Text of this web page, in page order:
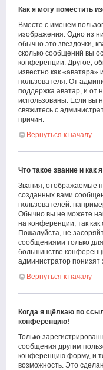
Как я могу поместить
Вместе с именем
изображения. Одно из
обычно это звёздочки,
сколько сообщений вы
конференции. Другое,
известно как «аватара»
пользователя. От
поддержка аватар, и от
использованы. Если вы
свяжитесь с
причин.
Вернуться к началу
Что такое звание и как
Звания, отображаемые
созданных вами
пользователей:
Обычно вы не можете
на конференции, так
Пожалуйста, не
сообщениями только
большинстве
администратор понизят
Вернуться к началу
Когда я щёлкаю по
конференцию!
Только
сообщения другим
конференцию форму, и
возможность. Это